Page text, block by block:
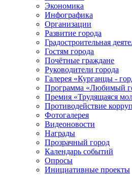
Экономика
Инфографика
Организации
Развитие города
Градостроительная
Гостям города
Почётные граждане
Руководители города
Галерея «Курганцы -
Программа «Любимый
Премия «Трудящаяся
Противодействие
Фотогалерея
Видеоновости
Награды
Прозрачный город
Календарь событий
Опросы
Инициативные проекты